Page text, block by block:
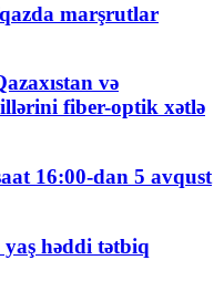
marşrutlar
və
fiber-optik xətlə
16:00-dan 5 avqust
yaş həddi tətbiq